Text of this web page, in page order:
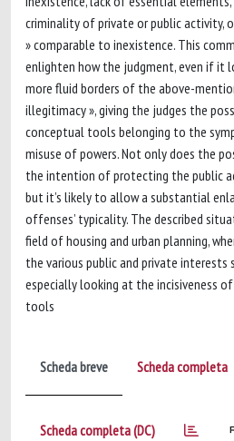
criminality of private or public activity,
» comparable to inexistence. This
enlighten how the judgment, even if it
more fluid borders of the above-
illegitimacy », giving the judges the
conceptual tools belonging to the
misuse of powers. Not only does the
the intention of protecting the public
but it’s likely to allow a substantial
offenses’ typicality. The described
field of housing and urban planning,
the various public and private interests
especially looking at the incisiveness
tools
Scheda breve Scheda completa
Scheda completa (DC)